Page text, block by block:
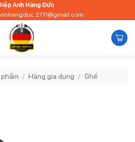
Anh Hàng Đức
/ Hàng gia dụng / Ghế